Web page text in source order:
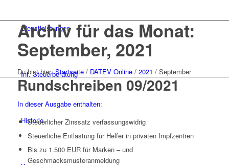
Dienstleistungen
Int. Steuerberatung
Historie
Archiv für das Monat:
September, 2021
Du bist hier: Startseite / DATEV Online / 2021 / September
Rundschreiben 09/2021
In dieser Ausgabe enthalten:
Steuerlicher Zinssatz verfassungswidrig
Steuerliche Entlastung für Helfer in privaten Impfzentren
Bis zu 1.500 EUR für Marken – und
Geschmacksmusteranmeldung